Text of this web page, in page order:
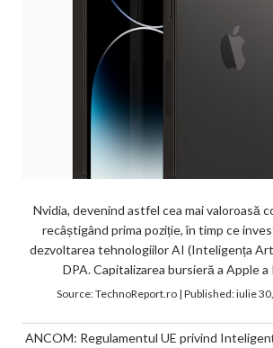
Nvidia, devenind astfel cea mai valoroasă
recâștigând prima poziție, în timp ce
dezvoltarea tehnologiilor AI (Inteligența
DPA. Capitalizarea bursieră a Apple a
Source:TechnoReport.ro| Published:iulie
ANCOM: Regulamentul UE privind